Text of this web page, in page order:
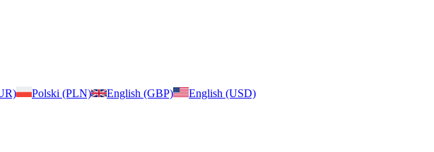
Polski (PLN) English (GBP) English (USD)